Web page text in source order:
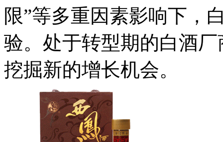
限”等多重因素影响下，
验。处于转型期的白酒
挖掘新的增长机会。